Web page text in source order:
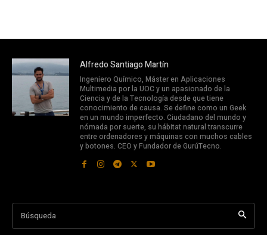
Alfredo Santiago Martín
Ingeniero Químico, Máster en Aplicaciones
Multimedia por la UOC y un apasionado de la
Ciencia y de la Tecnología desde que tiene
conocimiento de causa. Se define como un Geek
en un mundo imperfecto. Ciudadano del mundo y
nómada por suerte, su hábitat natural transcurre
entre ordenadores y máquinas con muchos cables
y botones. CEO y Fundador de GurúTecno.
Búsqueda